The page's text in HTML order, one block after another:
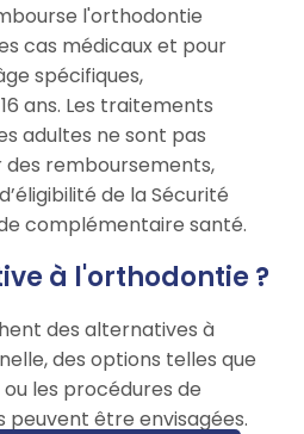
l'orthodontie
cas médicaux et pour
spécifiques,
ans. Les traitements
adultes ne sont pas
remboursements,
de la Sécurité
complémentaire santé.
à l'orthodontie ?
des alternatives à
des options telles que
les procédures de
peuvent être envisagées.